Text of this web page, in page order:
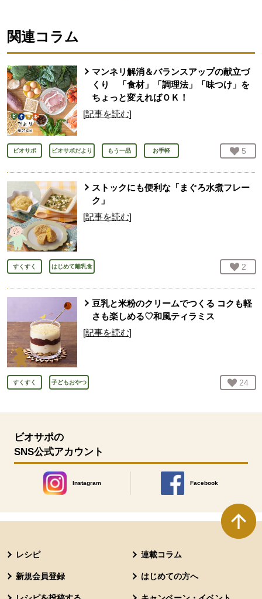
関連コラム
マンネリ解消＆バランスアップの献立づ
くり 「食材」「調理法」「味つけ」を
ちょっと変えればＯＫ！
[記事を読む]
ビオサポ ビオサポだより もう一品 お手軽 お気
5
ストックにも便利な「まぐろ水煮フレー
ク」
[記事を読む]
すくすく はじめて離乳食 お気
2
豆乳と米粉のクリームでつくる コクも軽
さも楽しめる♡和風ティラミス
[記事を読む]
すくすく 子どもおやつ お気
24
ビオサポの
SNS公式アカウント
Instagram
別のウィンドウで開きます。
Facebook
別のウィンドウで開きます
レシピ 連載コラム
新規会員登録 はじめての方へ